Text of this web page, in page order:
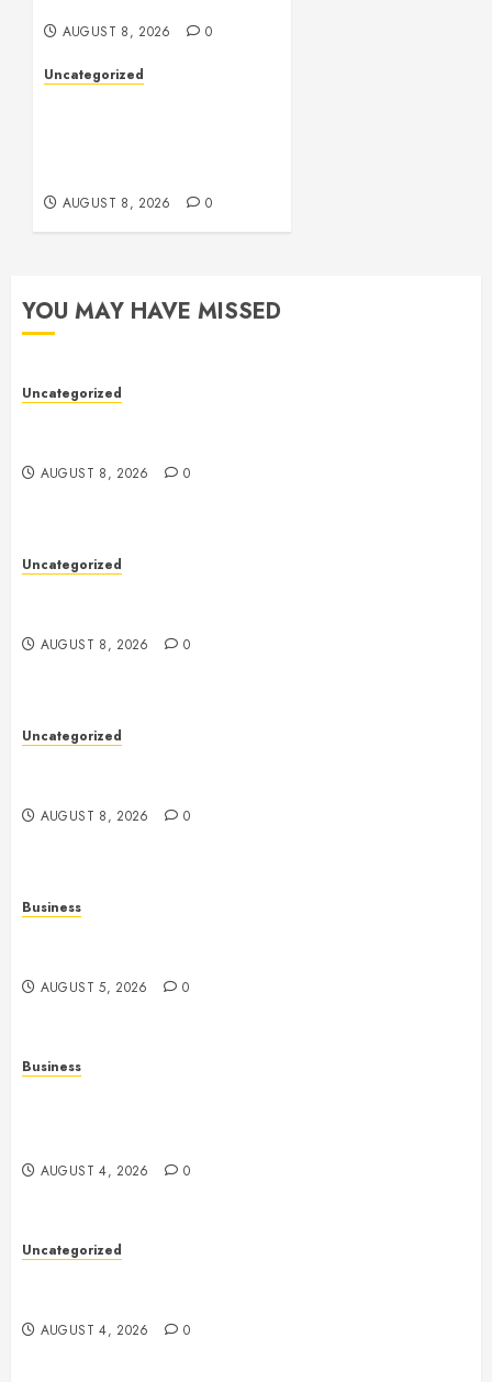
AUGUST 8, 2026 0
Uncategorized
AUGUST 8, 2026 0
YOU MAY HAVE MISSED
Uncategorized
AUGUST 8, 2026 0
Uncategorized
AUGUST 8, 2026 0
Uncategorized
AUGUST 8, 2026 0
Business
AUGUST 5, 2026 0
Business
AUGUST 4, 2026 0
Uncategorized
AUGUST 4, 2026 0